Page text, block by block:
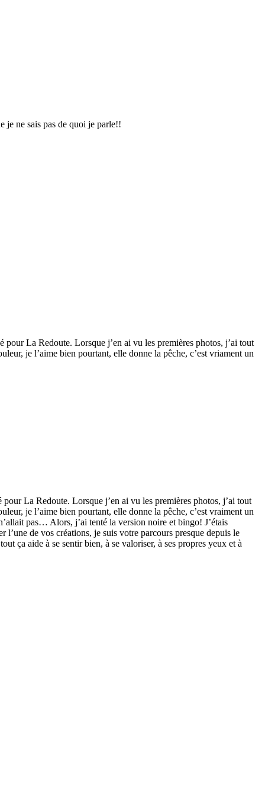
je ne sais pas de quoi je parle!!
La Redoute. Lorsque j’en ai vu les premières photos, j’ai tout
je l’aime bien pourtant, elle donne la pêche, c’est vriament un
La Redoute. Lorsque j’en ai vu les premières photos, j’ai tout
je l’aime bien pourtant, elle donne la pêche, c’est vraiment un
pas… Alors, j’ai tenté la version noire et bingo! J’étais
l’une de vos créations, je suis votre parcours presque depuis le
ça aide à se sentir bien, à se valoriser, à ses propres yeux et à